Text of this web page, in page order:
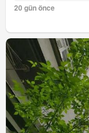
20 gün önce